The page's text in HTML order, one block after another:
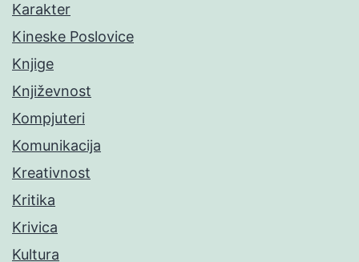
Karakter
Kineske Poslovice
Knjige
Književnost
Kompjuteri
Komunikacija
Kreativnost
Kritika
Krivica
Kultura